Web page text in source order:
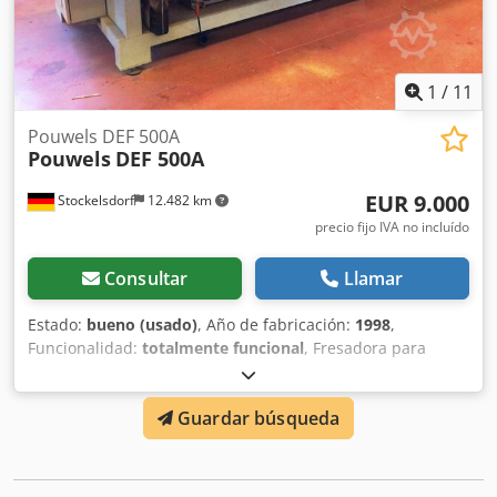
1 / 11
Stockelsdorf 12.482 km
Pouwels DEF 500A
Pouwels DEF 500A
EUR 9.000
precio fijo IVA no incluído
Consultar Llamar
Estado: bueno (usado), Año de fabricación: 1998,
Funcionalidad: totalmente funcional, Fresadora para
escaleras. Se vende debido a la adquisición de una nueva
fresadora CNC de 5 ejes. Longitud de fresado: 4.750 mm
Ancho de fresado: 900 mm Altura de paso: 150 mm
Longitud de la mesa: 6.000 mm El cabezal es giratorio: 70°
cabezales: 1 Motor principal: 4 kW Tipo: máquina
Guardar búsqueda